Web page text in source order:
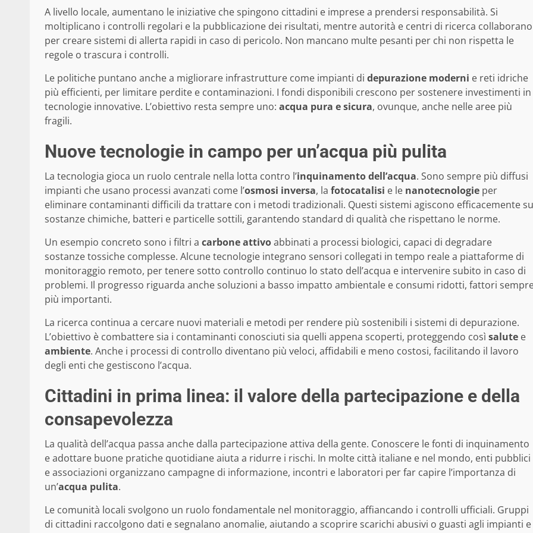
A livello locale, aumentano le iniziative che spingono cittadini e imprese a prendersi responsabilità. Si
moltiplicano i controlli regolari e la pubblicazione dei risultati, mentre autorità e centri di ricerca collaborano
per creare sistemi di allerta rapidi in caso di pericolo. Non mancano multe pesanti per chi non rispetta le
regole o trascura i controlli.
Le politiche puntano anche a migliorare infrastrutture come impianti di depurazione moderni e reti idriche
più efficienti, per limitare perdite e contaminazioni. I fondi disponibili crescono per sostenere investimenti in
tecnologie innovative. L’obiettivo resta sempre uno: acqua pura e sicura, ovunque, anche nelle aree più
fragili.
Nuove tecnologie in campo per un’acqua più pulita
La tecnologia gioca un ruolo centrale nella lotta contro l’inquinamento dell’acqua. Sono sempre più diffusi
impianti che usano processi avanzati come l’osmosi inversa, la fotocatalisi e le nanotecnologie per
eliminare contaminanti difficili da trattare con i metodi tradizionali. Questi sistemi agiscono efficacemente su
sostanze chimiche, batteri e particelle sottili, garantendo standard di qualità che rispettano le norme.
Un esempio concreto sono i filtri a carbone attivoabbinati a processi biologici, capaci di degradare
sostanze tossiche complesse. Alcune tecnologie integrano sensori collegati in tempo reale a piattaforme di
monitoraggio remoto, per tenere sotto controllo continuo lo stato dell’acqua e intervenire subito in caso di
problemi. Il progresso riguarda anche soluzioni a basso impatto ambientale e consumi ridotti, fattori
più importanti.
La ricerca continua a cercare nuovi materiali e metodi per rendere più sostenibili i sistemi di depurazione.
L’obiettivo è combattere sia i contaminanti conosciuti sia quelli appena scoperti, proteggendo così salute e
ambiente. Anche i processi di controllo diventano più veloci, affidabili e meno costosi, facilitando il lavoro
degli enti che gestiscono l’acqua.
Cittadini in prima linea: il valore della partecipazione e della
consapevolezza
La qualità dell’acqua passa anche dalla partecipazione attiva della gente. Conoscere le fonti di inquinamento
e adottare buone pratiche quotidiane aiuta a ridurre i rischi. In molte città italiane e nel mondo, enti pubblici
e associazioni organizzano campagne di informazione, incontri e laboratori per far capire l’importanza di
un’acqua pulita.
Le comunità locali svolgono un ruolo fondamentale nel monitoraggio, affiancando i controlli ufficiali. Gruppi
di cittadini raccolgono dati e segnalano anomalie, aiutando a scoprire scarichi abusivi o guasti agli impianti e